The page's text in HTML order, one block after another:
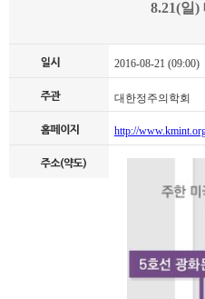
8.21(일
2016-08-21 (09:00)
대한정주의학회
http://